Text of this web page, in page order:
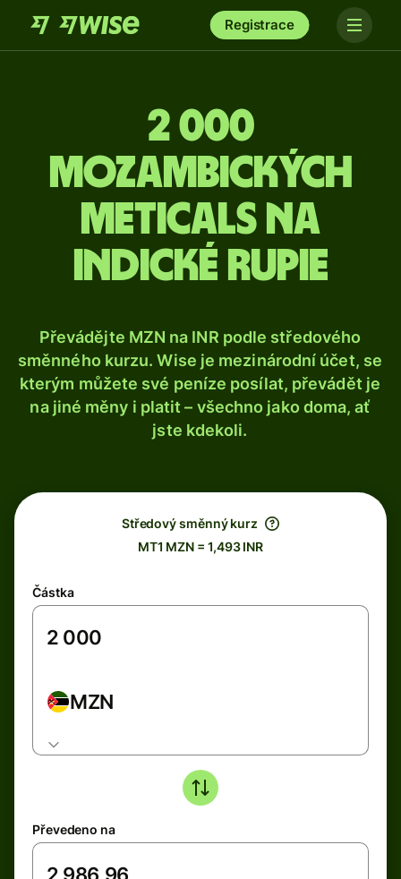
Registrace
2 000
mozambických
meticals na
indické rupie
Převádějte MZN na INR podle středového
směnného kurzu. Wise je mezinárodní účet, se
kterým můžete své peníze posílat, převádět je
na jiné měny i platit – všechno jako doma, ať
jste kdekoli.
Středový směnný kurz
MT1 MZN = 1,493 INR
Částka
MZN
Převedeno na